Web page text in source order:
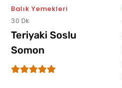
Balık Yemekleri
30 Dk
Teriyaki Soslu
Somon